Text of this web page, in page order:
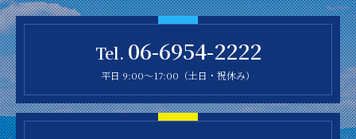
Tel. 06-6954-2222
平日 9:00～17:00（土日・祝休み）